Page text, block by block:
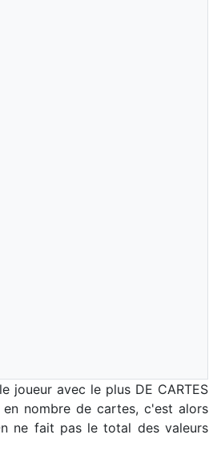
joueur avec le plus DE CARTES
nombre de cartes, c'est alors
ne fait pas le total des valeurs